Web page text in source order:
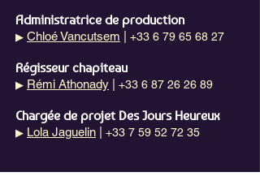
Administratrice de production
▶ Chloé Vancutsem +33 6 79 65 68 27
Régisseur chapiteau
▶ Rémi Athonady +33 6 87 26 26 89
Chargée de projet Des Jours Heureux
▶ Lola Jaguelin +33 7 59 52 72 35